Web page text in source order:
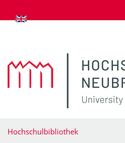
zum Inhalt springen
Hochschulbibliothek